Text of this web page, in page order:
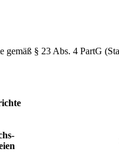
gemäß § 23 Abs. 4 PartG